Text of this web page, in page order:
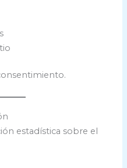
estadística sobre el